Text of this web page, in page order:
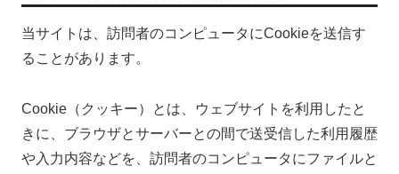
当サイトは、訪問者のコンピュータにCookieを送信す
ることがあります。
Cookie（クッキー）とは、ウェブサイトを利用したと
きに、ブラウザとサーバーとの間で送受信した利用履歴
や入力内容などを、訪問者のコンピュータにファイルと